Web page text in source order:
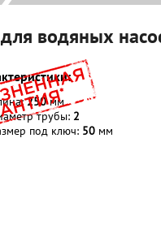
водяных
250мм
трубы: 2
под ключ: 50 мм